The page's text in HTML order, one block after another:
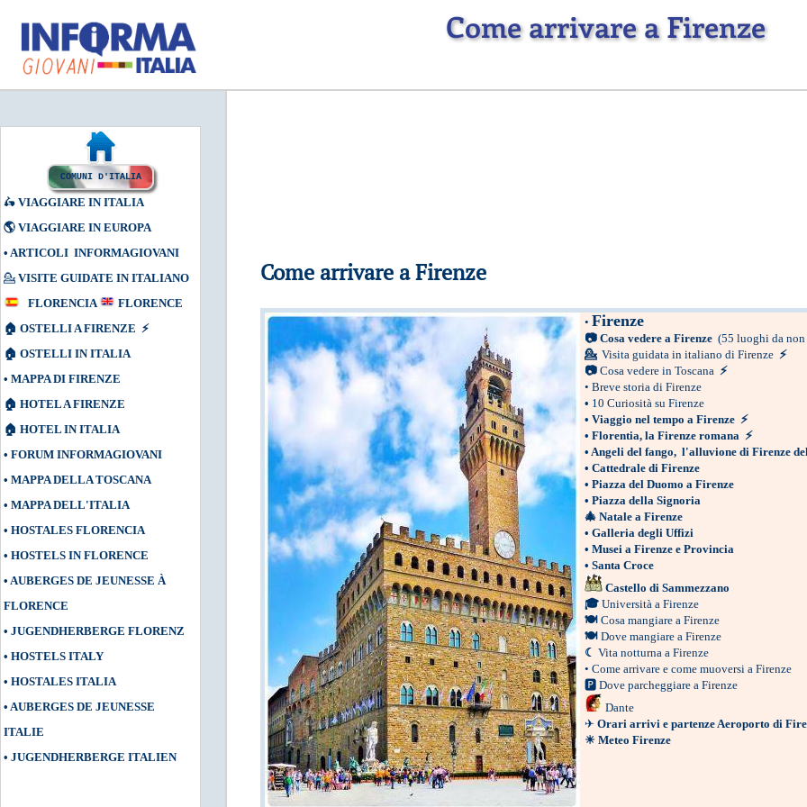
Come arrivare a Firenze
COMUNI D'ITALIA
🛵 VIAGGIARE IN ITALIA
🌎 VIAGGIARE IN EUROPA
• ARTICOLI INFORMAGIOVANI
💁 VISITE GUIDATE IN ITALIANO
FLORENCIA
FLORENCE
🏠 OSTELLI A FIRENZE ⚡
🏠 OSTELLI IN ITALIA
• MAPPA DI FIRENZE
🏠 HOTEL A FIRENZE
🏠 HOTEL IN ITALIA
• FORUM INFORMAGIOVANI
• MAPPA DELLA TOSCANA
• MAPPA DELL'ITALIA
• HOSTALES FLORENCIA
• HOSTELS IN FLORENCE
• AUBERGES DE JEUNESSE À
FLORENCE
• JUGENDHERBERGE FLORENZ
• HOSTELS ITALY
• HOSTALES ITALIA
• AUBERGES DE JEUNESSE
ITALIE
• JUGENDHERBERGE ITALIEN
Come arrivare a Firenze
• Firenze
📷Cosa vedere a Firenze (55 luoghi da non
💁 Visita guidata in italiano di Firenze ⚡
📷 Cosa vedere in Toscana ⚡
• Breve storia di Firenze
• 10 Curiosità su Firenze
• Viaggio nel tempo a Firenze ⚡
• Florentia, la Firenze romana ⚡
• Angeli del fango, l'alluvione di Firenze
• Cattedrale di Firenze
• Piazza del Duomo a Firenze
• Piazza della Signoria
🎄Natale a Firenze
• Galleria degli Uffizi
• Musei a Firenze e Provincia
• Santa Croce
Castello di Sammezzano
🎓 Università a Firenze
🍽 Cosa mangiare a Firenze
🍽 Dove mangiare a Firenze
☾ Vita notturna a Firenze
• Come arrivare e come muoversi a Firenze
🅿 Dove parcheggiare a Firenze
Dante
✈ Orari arrivi e partenze Aeroporto di
☀ Meteo Firenze